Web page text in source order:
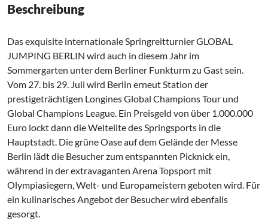
Beschreibung
Das exquisite internationale Springreitturnier GLOBAL
JUMPING BERLIN wird auch in diesem Jahr im
Sommergarten unter dem Berliner Funkturm zu Gast sein.
Vom 27. bis 29. Juli wird Berlin erneut Station der
prestigeträchtigen Longines Global Champions Tour und
Global Champions League. Ein Preisgeld von über 1.000.000
Euro lockt dann die Weltelite des Springsports in die
Hauptstadt. Die grüne Oase auf dem Gelände der Messe
Berlin lädt die Besucher zum entspannten Picknick ein,
während in der extravaganten Arena Topsport mit
Olympiasiegern, Welt- und Europameistern geboten wird. Für
ein kulinarisches Angebot der Besucher wird ebenfalls
gesorgt.